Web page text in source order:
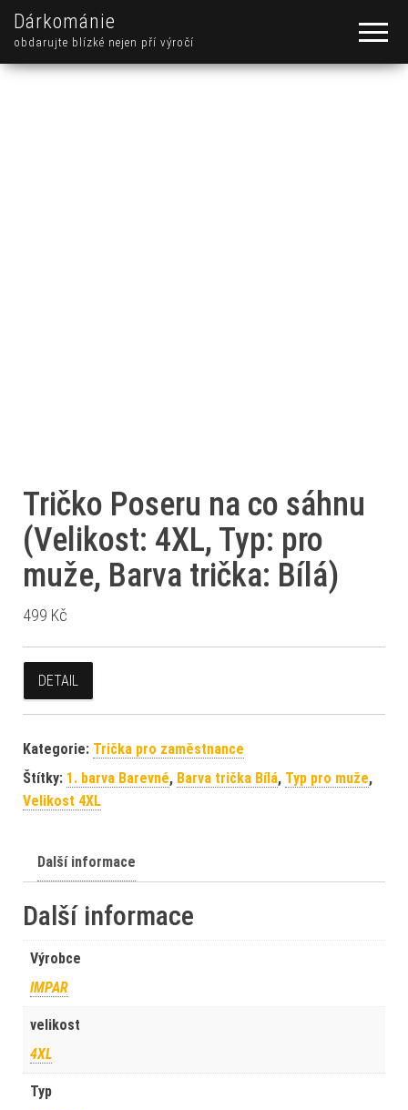
Dárkománie
obdarujte blízké nejen pří výročí
Tričko Poseru na co sáhnu
(Velikost: 4XL, Typ: pro
muže, Barva trička: Bílá)
499 Kč
DETAIL
Kategorie: Trička pro zaměstnance
Štítky: 1. barva Barevné, Barva trička Bílá, Typ pro muže,
Velikost 4XL
Další informace
Další informace
Výrobce
IMPAR
velikost
4XL
Typ